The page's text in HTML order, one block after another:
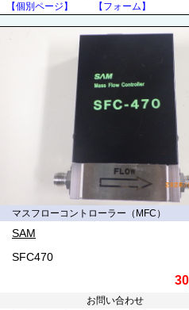
【個別ページ】
【フォーム】
マスフローコントローラー（MFC）
SAM
SFC470
お問い合わせ